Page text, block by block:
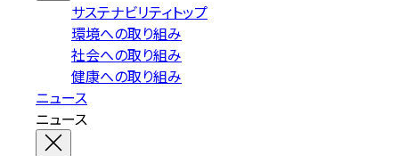
サステナビリティトップ
環境への取り組み
社会への取り組み
健康への取り組み
ニュース
ニュース